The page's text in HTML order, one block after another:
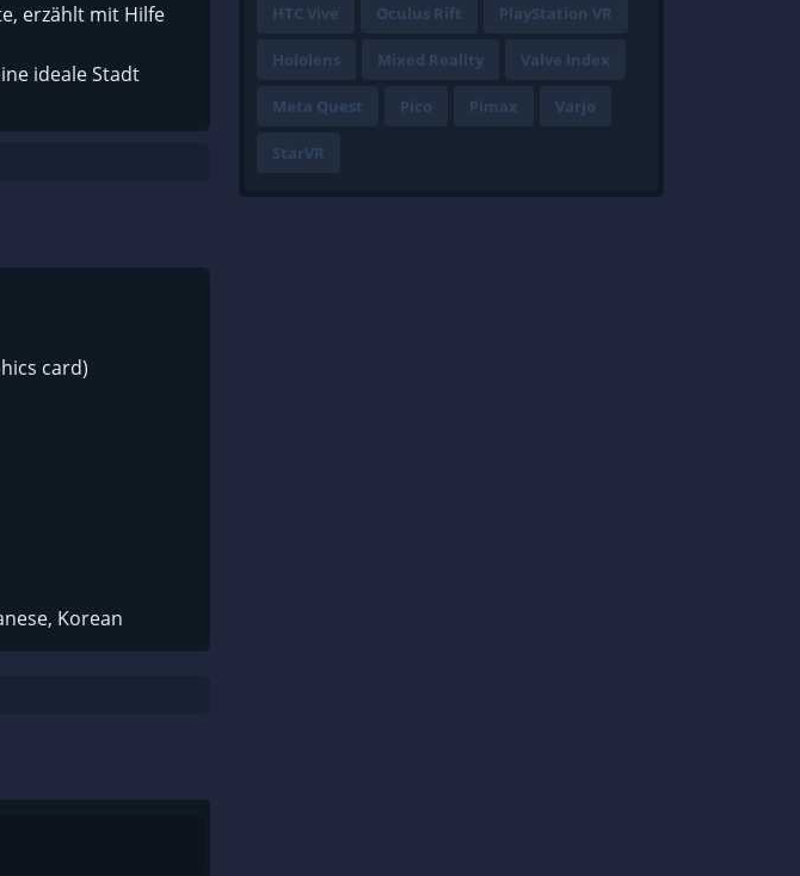
erzählt mit Hilfe
ideale Stadt
card)
Korean
HTC Vive Oculus Rift PlayStation VR
Hololens Mixed Reality Valve Index
Meta Quest Pico Pimax Varjo
StarVR